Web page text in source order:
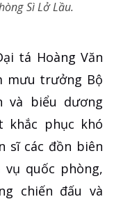
Sì Lở Lầu.
tá Hoàng Văn
mưu trưởng Bộ
và biểu dương
khắc phục khó
sĩ các đồn biên
quốc phòng,
chiến đấu và